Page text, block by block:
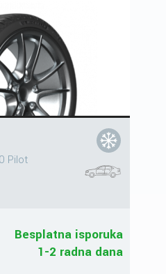
Pilot
Besplatna isporuka
1-2 radna dana